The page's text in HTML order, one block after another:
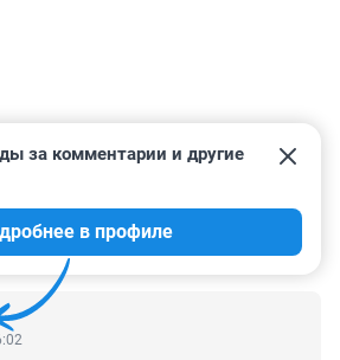
3
за комментарии и другие
в профиле